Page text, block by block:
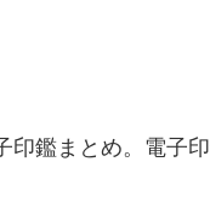
印鑑まとめ。電子